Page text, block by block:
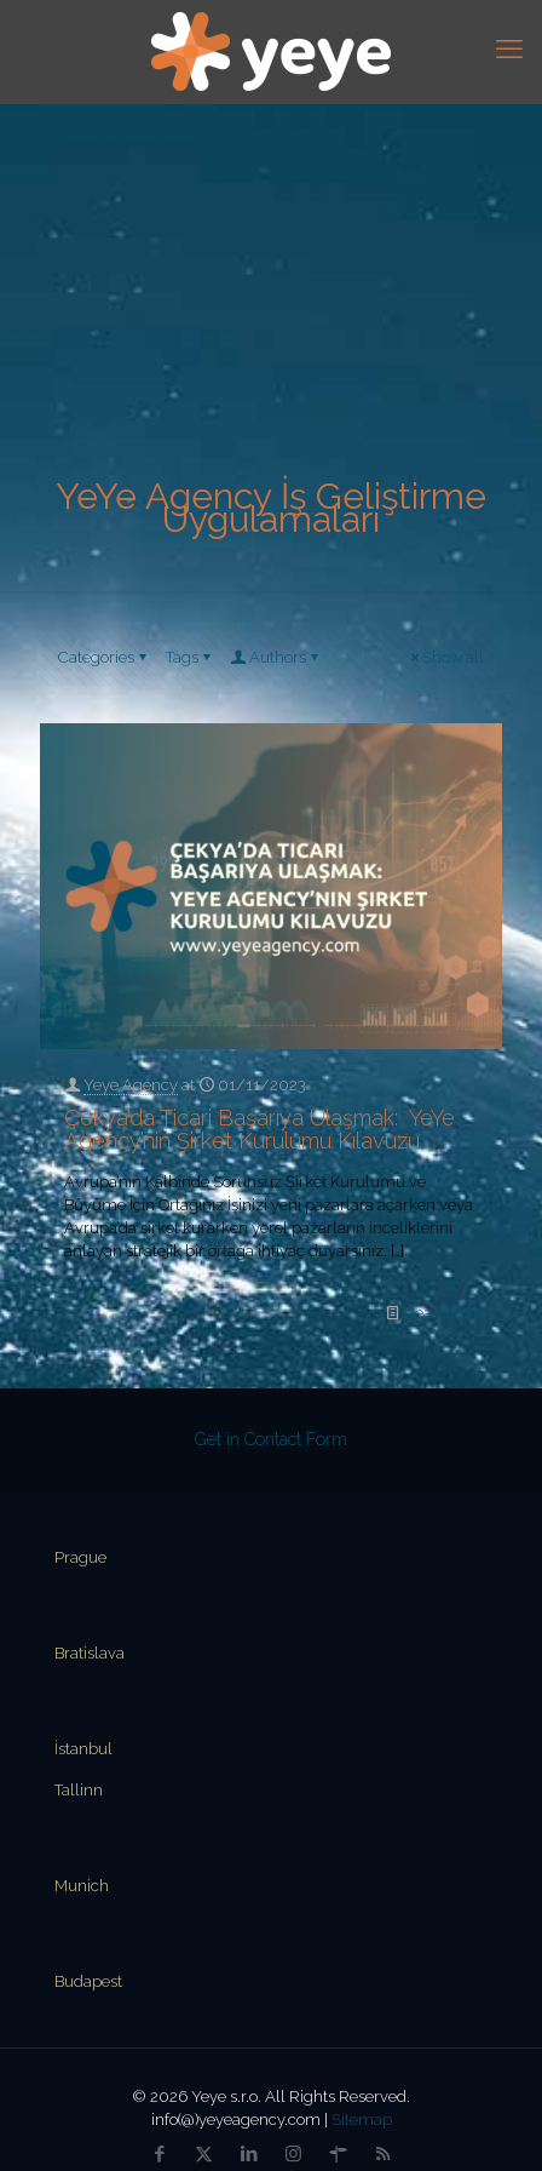
YeYe Agency İş Geliştirme
Uygulamaları
Categories Tags Authors Show all
Yeye Agency at 01/11/2023
Çekya’da Ticari Başarıya Ulaşmak: YeYe
Agency’nin Şirket Kurulumu Kılavuzu
Avrupa’nın Kalbinde Sorunsuz Şirket Kurulumu ve
Büyüme İçin Ortağınız İşinizi yeni pazarlara açarken veya
Avrupa’da şirket kurarken yerel pazarların inceliklerini
anlayan stratejik bir ortağa ihtiyaç duyarsınız. […]
Read more
Get in Contact Form
Prague
Bratislava
İstanbul
Tallinn
Munich
Budapest
© 2026 Yeye s.r.o. All Rights Reserved.
info(@)yeyeagency.com | Sitemap